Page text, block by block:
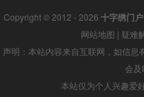
Copyright © 2012 - 2026 十字绣门
网站地图 | 疑难
声明：本站内容来自互联网，如信
会
本站仅为个人兴趣爱